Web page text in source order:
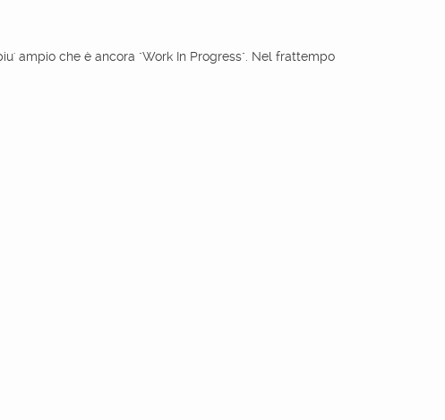
ampio che è ancora "Work In Progress". Nel frattempo